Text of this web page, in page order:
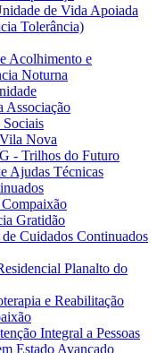
de Vida Apoiada
Tolerância)
Acolhimento e
Noturna
Associação
Sociais
Nova
- Trilhos do Futuro
Ajudas Técnicas
Gratidão
Cuidados Continuados
Planalto do
e Reabilitação
Integral a Pessoas
Estado Avançado